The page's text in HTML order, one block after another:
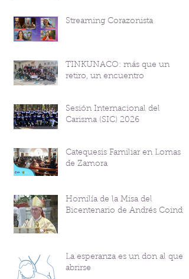
Streaming Corazonista
TINKUNACO: más que un
retiro, un encuentro
Sesión Internacional del
Carisma (SIC) 2026
Catequesis Familiar en Lomas
de Zamora
Homilía de la Misa del
Bicentenario de Andrés Coindre
La esperanza es un don al que
abrirse